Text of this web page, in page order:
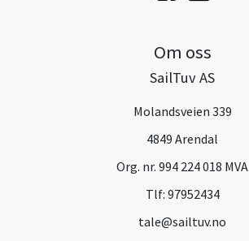
Om oss
SailTuv AS
Molandsveien 339
4849 Arendal
Org. nr. 994 224 018 MVA
Tlf: 97952434
tale@sailtuv.no